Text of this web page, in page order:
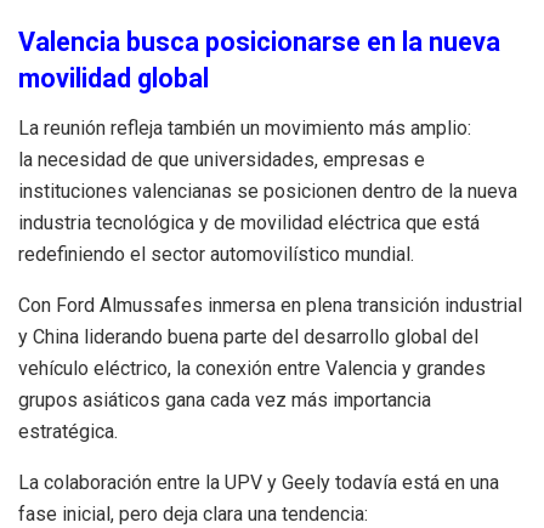
Valencia busca posicionarse en la nueva
movilidad global
La reunión refleja también un movimiento más amplio:
la necesidad de que universidades, empresas e
instituciones valencianas se posicionen dentro de la nueva
industria tecnológica y de movilidad eléctrica que está
redefiniendo el sector automovilístico mundial.
Con Ford Almussafes inmersa en plena transición industrial
y China liderando buena parte del desarrollo global del
vehículo eléctrico, la conexión entre Valencia y grandes
grupos asiáticos gana cada vez más importancia
estratégica.
La colaboración entre la UPV y Geely todavía está en una
fase inicial, pero deja clara una tendencia: